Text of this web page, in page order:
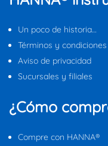
Un poco de historia…
Términos y condiciones
Aviso de privacidad
Sucursales y filiales
¿Cómo
Compre con HANNA®